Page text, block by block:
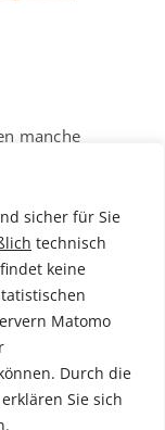
sicher für Sie
technisch
keine
Matomo
Durch die
Sie sich
manche